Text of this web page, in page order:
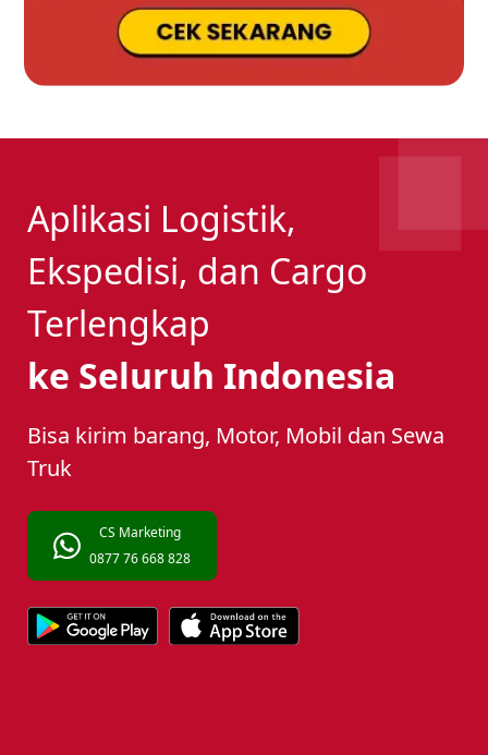
Aplikasi Logistik,
Ekspedisi, dan Cargo
Terlengkap
ke Seluruh Indonesia
Bisa kirim barang, Motor, Mobil dan Sewa
Truk
CS Marketing
0877 76 668 828